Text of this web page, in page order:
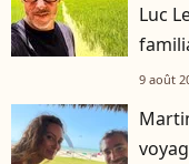
Luc
9 août